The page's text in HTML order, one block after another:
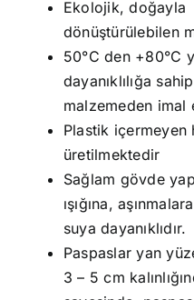
Ekolojik, doğayla
dönüştürülebilen
50°C den +80°C
dayanıklılığa
malzemeden imal
Plastik içermeyen
üretilmektedir
Sağlam gövde
ışığına,
suya dayanıklıdır.
Paspaslar yan
3 – 5 cm